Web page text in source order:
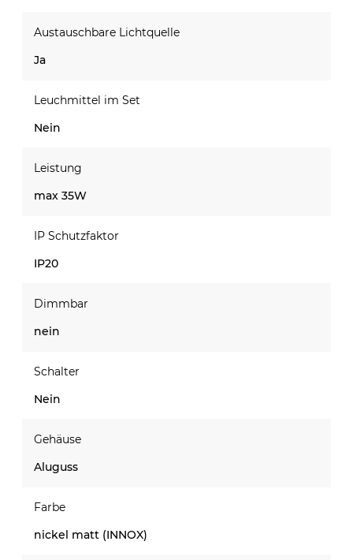
Austauschbare Lichtquelle
Ja
Leuchmittel im Set
Nein
Leistung
max 35W
IP Schutzfaktor
IP20
Dimmbar
nein
Schalter
Nein
Gehäuse
Aluguss
Farbe
nickel matt (INNOX)